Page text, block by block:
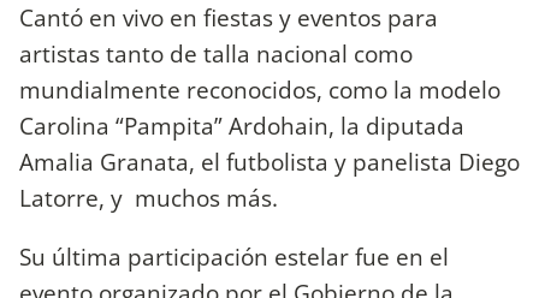
Cantó en vivo en fiestas y eventos para
artistas tanto de talla nacional como
mundialmente reconocidos, como la modelo
Carolina “Pampita” Ardohain, la diputada
Amalia Granata, el futbolista y panelista Diego
Latorre, y muchos más.
Su última participación estelar fue en el